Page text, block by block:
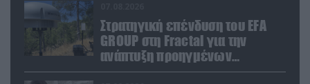
Στρατηγική επένδυση του EFA
GROUP στη Fractal για την
ανάπτυξη προηγμένων
αμυντικών τεχνολογιών σε